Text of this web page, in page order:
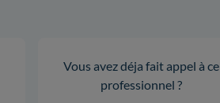
Vous avez déja fait appel à ce
professionnel ?